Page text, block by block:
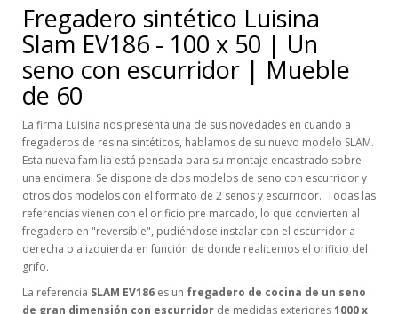
Fregadero sintético Luisina
Slam EV186 - 100 x 50 | Un
seno con escurridor | Mueble
de 60
La firma Luisina nos presenta una de sus novedades en cuando a
fregaderos de resina sintéticos, hablamos de su nuevo modelo SLAM.
Esta nueva familia está pensada para su montaje encastrado sobre
una encimera. Se dispone de dos modelos de seno con escurridor y
otros dos modelos con el formato de 2 senos y escurridor. Todas las
referencias vienen con el orificio pre marcado, lo que convierten al
fregadero en "reversible", pudiéndose instalar con el escurridor a
derecha o a izquierda en función de donde realicemos el orificio del
grifo.
La referencia SLAM EV186 es un fregadero de cocina de un seno
de gran dimensión con escurridor de medidas exteriores1000 x